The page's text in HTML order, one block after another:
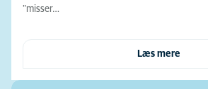
"misser…
Læs mere